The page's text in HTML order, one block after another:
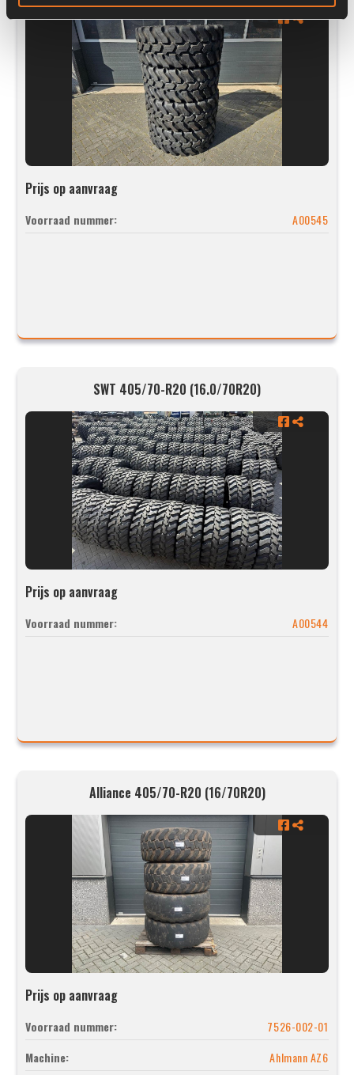
Prijs op aanvraag
Voorraad nummer: A00545
SWT 405/70-R20 (16.0/70R20)
Prijs op aanvraag
Voorraad nummer: A00544
Alliance 405/70-R20 (16/70R20)
Prijs op aanvraag
Voorraad nummer:
7526-002-01
Machine:
Ahlmann AZ6